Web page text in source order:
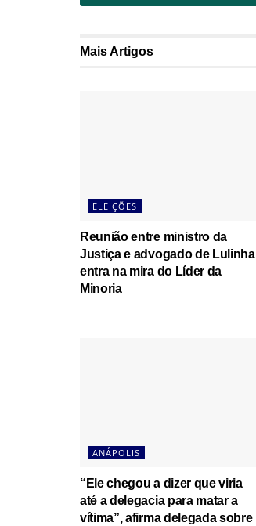
MaisArtigos
ELEIÇÕES
Reunião entre ministro da
Justiça e advogado de Lulinha
entra na mira do Líder da
Minoria
ANÁPOLIS
“Ele chegou a dizer que viria
até a delegacia para matar a
vítima”, afirma delegada sobre